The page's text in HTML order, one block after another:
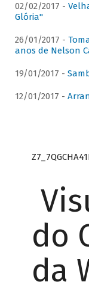
02/02/2017 -
Glória"
26/01/2017 -
anos de Nelson
19/01/2017 -
12/01/2017 -
do
da